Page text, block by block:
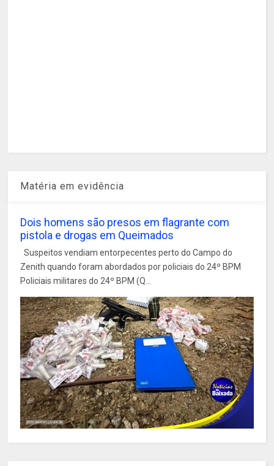
Matéria em evidência
Dois homens são presos em flagrante com
pistola e drogas em Queimados
Suspeitos vendiam entorpecentes perto do Campo do
Zenith quando foram abordados por policiais do 24º BPM
Policiais militares do 24º BPM (Q...